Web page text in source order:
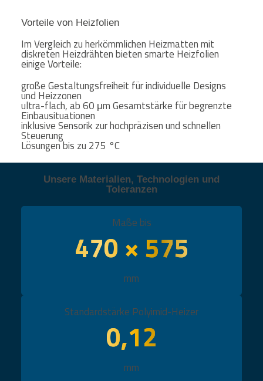
Vorteile von Heizfolien
Im Vergleich zu herkömmlichen Heizmatten mit
diskreten Heizdrähten bieten smarte Heizfolien
einige Vorteile:
große Gestaltungsfreiheit für individuelle Designs
und Heizzonen
ultra-flach, ab 60 μm Gesamtstärke für begrenzte
Einbausituationen
inklusive Sensorik zur hochpräzisen und schnellen
Steuerung
Lösungen bis zu 275 °C
Unsere Materialien, Technologien und
Toleranzen
Maße bis
470 × 575
mm
Standardstärke Polyimid-Heizer
0,12
mm